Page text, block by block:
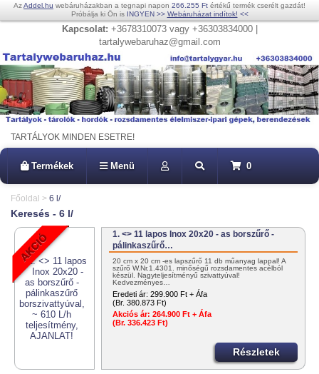
AzAddel.hu webáruházakban a tegnapi napon 266.255 Ft értékű termék cserélt gazdát!
Próbálja ki Ön is INGYEN >> Webáruházat indítok! <<
Kapcsolat: +3678310073 vagy +36303834000 |
tartalywebaruhaz@gmail.com
TARTÁLYOK MINDEN ESETRE!
Termékek Menü 0
Főoldal > 6 l/
Keresés - 6 l/
1. <> 11 lapos Inox 20x20 - as borszűrő -
pálinkaszűrő…
20 cm x 20 cm -es lapszűrő 11 db műanyag lappal! A
szűrő W.Nr.1.4301. minőségű rozsdamentes acélból
készül. Nagyteljesítményű szivattyúval!
Kedvezményes…
Eredeti ár: 299.900 Ft + Áfa
(Br. 380.873 Ft)
Akciós ár: 264.900 Ft + Áfa
(Br. 336.423 Ft)
Részletek